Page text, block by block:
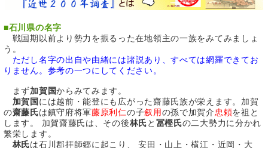
■石川県の名字
戦国期以前より勢力を振るった在地領主の一族をみてみましょ
う。
ただし名字の出自や由緒には諸説あり、すべては網羅できてお
りません。参考の一つにしてください。
まず加賀国からみてみます。
加賀国 には越前・能登にも広がった齋藤氏族が栄えます。加賀
の齋藤氏は鎮守府将軍藤原利仁の子叙用の孫で加賀介忠頼を祖と
します。 加賀齋藤氏は、その後林氏と 冨樫氏の二大勢力に分かれ
繁栄します。
林氏は石川郡拝師郷に起こり、 安田・山上・横江・近岡・大